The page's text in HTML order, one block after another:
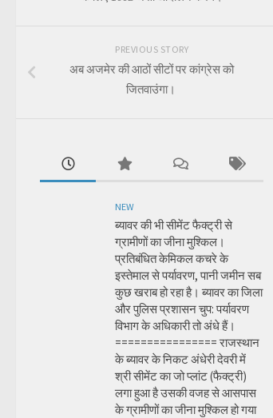
PREVIOUS STORY
अब अजमेर की आठों सीटों पर कांग्रेस को
जितवाउंगा।
NEW
ब्यावर की भी सीमेंट फैक्ट्री से
ग्रामीणों का जीना मुश्किल।
प्रतिबंधित केमिकल कचरे के
इस्तेमाल से पर्यावरण, पानी जमीन सब
कुछ खराब हो रहा है। ब्यावर का जिला
और पुलिस प्रशासन चुप: पर्यावरण
विभाग के अधिकारी तो अंधे हैं।
================ राजस्थान
के ब्यावर के निकट अंधेरी देवरी में
श्री सीमेंट का जो प्लांट (फैक्ट्री)
लगा हुआ है उसकी वजह से आसपास
के ग्रामीणों का जीना मुश्किल हो गया